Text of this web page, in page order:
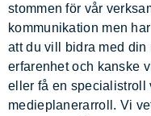
stommen för vår
kommunikation men
att du vill bidra med
erfarenhet och kanske
eller få en specialistroll
medieplanerarroll. Vi